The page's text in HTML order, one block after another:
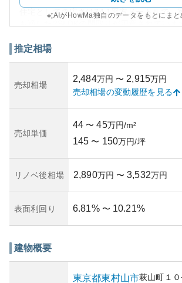
住宅としての広さは74.1平方メートルで、
隣に揃っており、居住に適した環境が整っ
資産性に関しては、都心へも比較的アクセ
から、中長期的な保有には安定した価値を
ます。しかし、建物自体の築年数や管理状
です。所有リスクとしては、管理や維持費
開発状況の変動等が考慮されます。このよ
AIがHowMa独自のデータをもとにまと
推定相場
売却相場
2,484万円 〜 2,915万円
売却相場の変動履歴を見る
売却単価
44 〜 45万円/m²
145 〜 150万円/坪
リノベ後相場 2,890万円 〜 3,532万円
表面利回り 6.81% 〜 10.21%
建物概要
東京都東村山市萩山町 １